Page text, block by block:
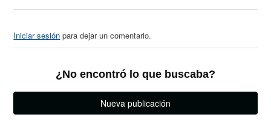
Iniciar sesión para dejar un comentario.
¿No encontró lo que buscaba?
Nueva publicación